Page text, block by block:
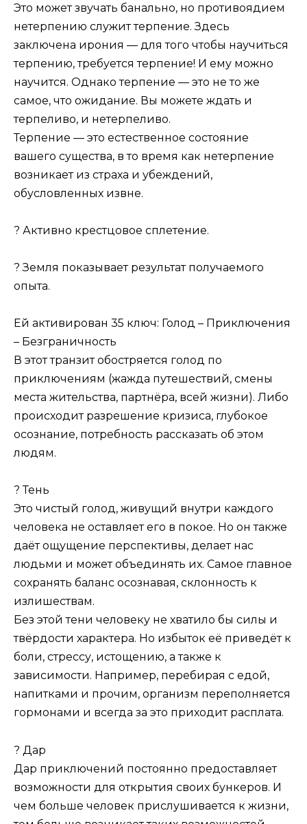
Это может звучать банально, но противоядием
нетерпению служит терпение. Здесь
заключена ирония — для того чтобы научиться
терпению, требуется терпение! И ему можно
научится. Однако терпение — это не то же
самое, что ожидание. Вы можете ждать и
терпеливо, и нетерпеливо.
Терпение — это естественное состояние
вашего существа, в то время как нетерпение
возникает из страха и убеждений,
обусловленных извне.
? Активно крестцовое сплетение.
? Земля показывает результат получаемого
опыта.
Ей активирован 35 ключ: Голод – Приключения
– Безграничность
В этот транзит обостряется голод по
приключениям (жажда путешествий, смены
места жительства, партнёра, всей жизни). Либо
происходит разрешение кризиса, глубокое
осознание, потребность рассказать об этом
людям.
? Тень
Это чистый голод, живущий внутри каждого
человека не оставляет его в покое. Но он также
даёт ощущение перспективы, делает нас
людьми и может объединять их. Самое главное
сохранять баланс осознавая, склонность к
излишествам.
Без этой тени человеку не хватило бы силы и
твёрдости характера. Но избыток её приведёт к
боли, стрессу, истощению, а также к
зависимости. Например, перебирая с едой,
напитками и прочим, организм переполняется
гормонами и всегда за это приходит расплата.
? Дар
Дар приключений постоянно предоставляет
возможности для открытия своих бункеров. И
чем больше человек прислушивается к жизни,